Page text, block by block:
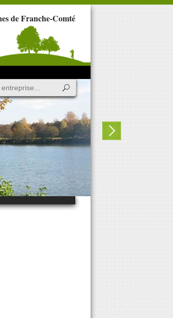
de Franche-Comté